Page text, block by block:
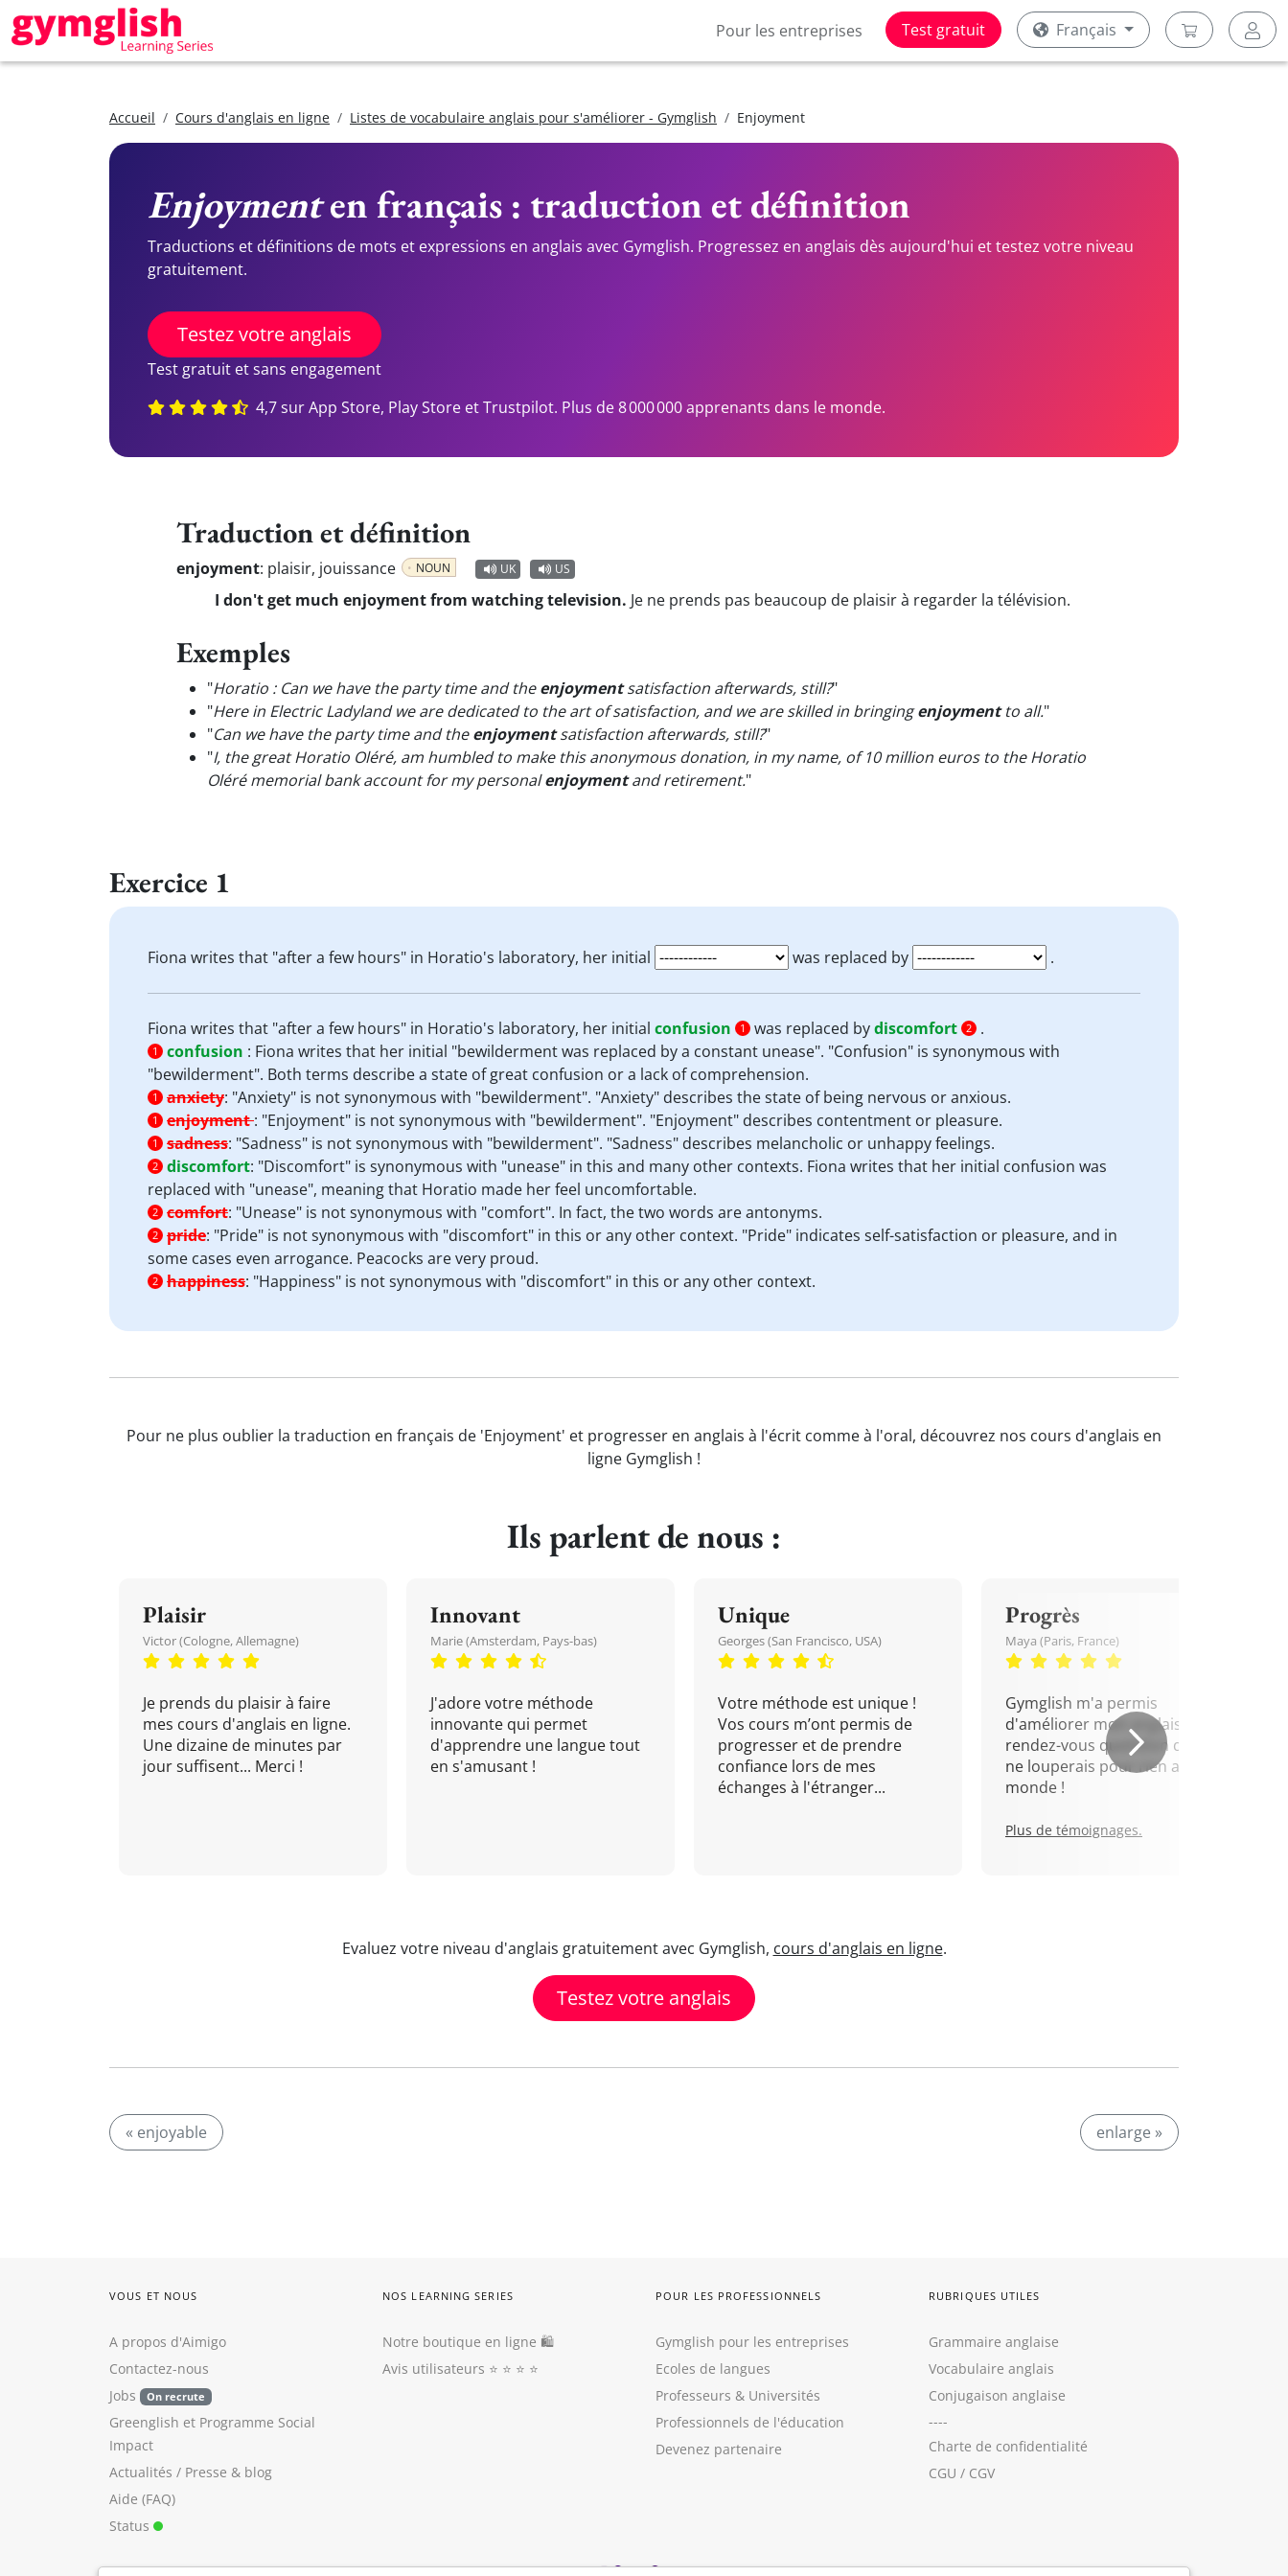
Pour les entreprises Test gratuit Français
Accueil Cours d'anglais en ligne Listes de vocabulaire anglais pour s'améliorer - Gymglish Enjoyment
Enjoymenten français : traduction et définition
Traductions et définitions de mots et expressions en anglais avec Gymglish. Progressez en anglais dès aujourd'hui et testez votre niveau
gratuitement.
Testez votre anglais
Test gratuit et sans engagement
4,7 sur App Store, Play Store et Trustpilot. Plus de 8 000 000 apprenants dans le monde.
Traduction et définition
enjoyment: plaisir, jouissance NOUN UK US
I don't get much enjoyment from watching television. Je ne prends pas beaucoup de plaisir à regarder la télévision.
Exemples
"Horatio : Can we have the party time and theenjoymentsatisfaction afterwards, still?"
"Here in Electric Ladyland we are dedicated to the art of satisfaction, and we are skilled in bringingenjoymentto all."
"Can we have the party time and theenjoymentsatisfaction afterwards, still?"
"I, the great Horatio Oléré, am humbled to make this anonymous donation, in my name, of 10 million euros to the Horatio
Oléré memorial bank account for my personalenjoymentand retirement."
Exercice 1
Fiona writes that "after a few hours" in Horatio's laboratory, her initial was replaced by .
Fiona writes that "after a few hours" in Horatio's laboratory, her initial confusion 1 was replaced bydiscomfort 2 .
1 confusion : Fiona writes that her initial "bewilderment was replaced by a constant unease". "Confusion" is synonymous with
"bewilderment". Both terms describe a state of great confusion or a lack of comprehension.
1 anxiety: "Anxiety" is not synonymous with "bewilderment". "Anxiety" describes the state of being nervous or anxious.
1 enjoyment: "Enjoyment" is not synonymous with "bewilderment". "Enjoyment" describes contentment or pleasure.
1 sadness: "Sadness" is not synonymous with "bewilderment". "Sadness" describes melancholic or unhappy feelings.
2 discomfort: "Discomfort" is synonymous with "unease" in this and many other contexts. Fiona writes that her initial confusion was
replaced with "unease", meaning that Horatio made her feel uncomfortable.
2 comfort: "Unease" is not synonymous with "comfort". In fact, the two words are antonyms.
2 pride: "Pride" is not synonymous with "discomfort" in this or any other context. "Pride" indicates self-satisfaction or pleasure, and in
some cases even arrogance. Peacocks are very proud.
2 happiness: "Happiness" is not synonymous with "discomfort" in this or any other context.
Pour ne plus oublier la traduction en français de 'Enjoyment' et progresser en anglais à l'écrit comme à l'oral, découvrez nos cours d'anglais en
ligne Gymglish !
Ils parlent de nous :
Plaisir
Victor (Cologne, Allemagne)
Je prends du plaisir à faire
mes cours d'anglais en ligne.
Une dizaine de minutes par
jour suffisent... Merci !
Innovant
Marie (Amsterdam, Pays-bas)
J'adore votre méthode
innovante qui permet
d'apprendre une langue tout
en s'amusant !
Unique
Georges (San Francisco, USA)
Votre méthode est unique !
Vos cours m’ont permis de
progresser et de prendre
confiance lors de mes
échanges à l'étranger...
Progrès
Maya (Paris, France)
Gymglish m'a permis
d'améliorer mon anglais. Un
rendez-vous quotidien que je
ne louperais pour rien au
monde !
Plus de témoignages.
Evaluez votre niveau d'anglais gratuitement avec Gymglish, cours d'anglais en ligne.
Testez votre anglais
« enjoyable enlarge »
VOUS ET NOUS
A propos d'Aimigo
Contactez-nous
Jobs
On recrute
Greenglish et Programme Social
Impact
Actualités / Presse & blog
Aide (FAQ)
Status
NOS LEARNING SERIES
Notre boutique en ligne 🛍
Avis utilisateurs ⭐️ ⭐️ ⭐️ ⭐️
POUR LES PROFESSIONNELS
Gymglish pour les entreprises
Ecoles de langues
Professeurs & Universités
Professionnels de l'éducation
Devenez partenaire
RUBRIQUES UTILES
Grammaire anglaise
Vocabulaire anglais
Conjugaison anglaise
----
Charte de confidentialité
CGU / CGV